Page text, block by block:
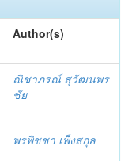
Author(s)
ณิชาภรณ์ สุวัฒนพร
ชัย
พรพิชชา เพ็งสกุล